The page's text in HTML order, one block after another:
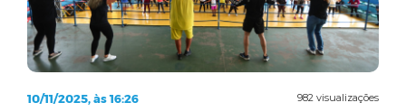
982 visualizações
10/11/2025, às 16:26